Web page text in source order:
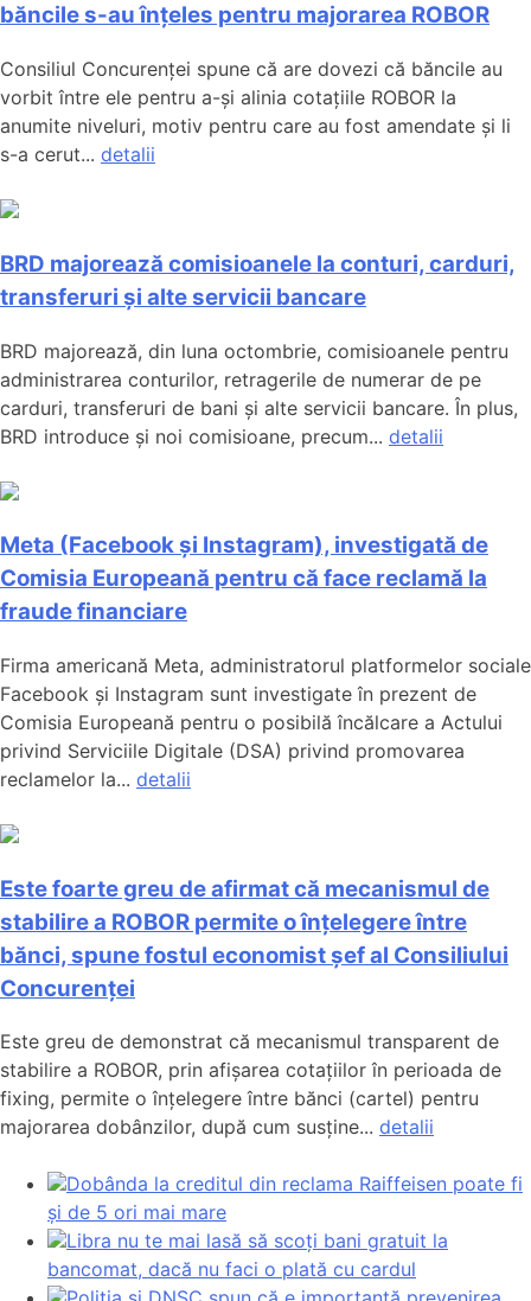
băncile s-au înțeles pentru majorarea ROBOR
Consiliul Concurenței spune că are dovezi că băncile au
vorbit între ele pentru a-și alinia cotațiile ROBOR la
anumite niveluri, motiv pentru care au fost amendate și li
s-a cerut... detalii
BRD majorează comisioanele la conturi, carduri,
transferuri și alte servicii bancare
BRD majorează, din luna octombrie, comisioanele pentru
administrarea conturilor, retragerile de numerar de pe
carduri, transferuri de bani și alte servicii bancare. În plus,
BRD introduce și noi comisioane, precum... detalii
Meta (Facebook și Instagram), investigată de
Comisia Europeană pentru că face reclamă la
fraude financiare
Firma americană Meta, administratorul platformelor sociale
Facebook și Instagram sunt investigate în prezent de
Comisia Europeană pentru o posibilă încălcare a Actului
privind Serviciile Digitale (DSA) privind promovarea
reclamelor la... detalii
Este foarte greu de afirmat că mecanismul de
stabilire a ROBOR permite o înțelegere între
bănci, spune fostul economist șef al Consiliului
Concurenței
Este greu de demonstrat că mecanismul transparent de
stabilire a ROBOR, prin afișarea cotațiilor în perioada de
fixing, permite o înțelegere între bănci (cartel) pentru
majorarea dobânzilor, după cum susține... detalii
Dobânda la creditul din reclama Raiffeisen poate fi
și de 5 ori mai mare
Libra nu te mai lasă să scoți bani gratuit la
bancomat, dacă nu faci o plată cu cardul